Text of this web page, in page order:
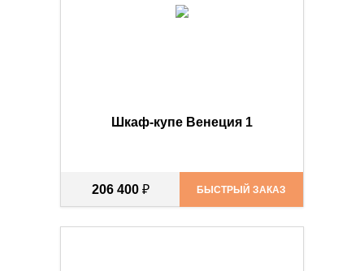
Шкаф-купе Венеция 1
206 400 ₽ БЫСТРЫЙ ЗАКАЗ